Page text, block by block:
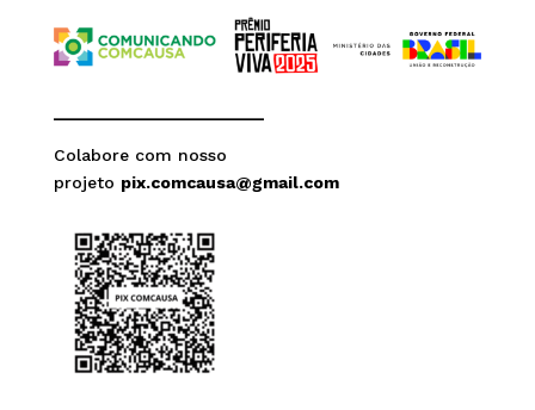
Colabore com nosso
projeto pix.comcausa@gmail.com